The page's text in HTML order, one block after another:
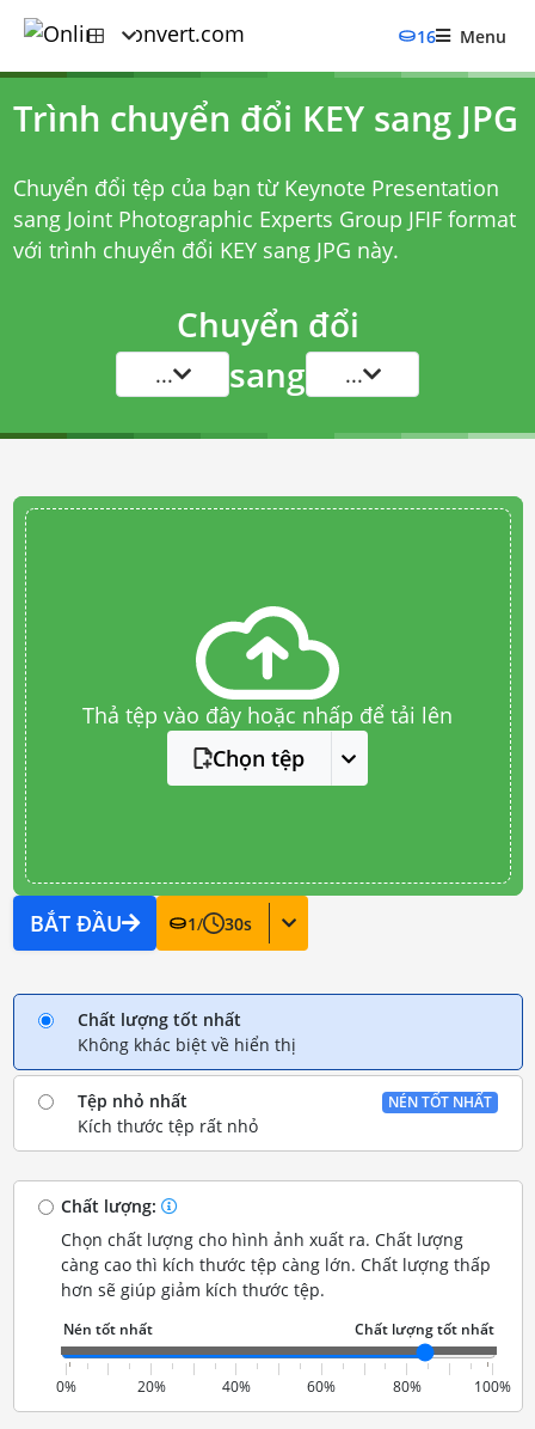
16 Menu
Trình chuyển đổi KEY sang JPG
Chuyển đổi tệp của bạn từ Keynote Presentation
sang Joint Photographic Experts Group JFIF format
với trình chuyển đổi KEY sang JPG này.
Chuyển đổi
... sang ...
Thả tệp vào đây hoặc nhấp để tải lên
Chọn tệp
BẮT ĐẦU 1/ 30s
Chất lượng tốt nhất
Không khác biệt về hiển thị
Tệp nhỏ nhất
Kích thước tệp rất nhỏ
NÉN TỐT NHẤT
Chất lượng:
Chọn chất lượng cho hình ảnh xuất ra. Chất lượng
càng cao thì kích thước tệp càng lớn. Chất lượng thấp
hơn sẽ giúp giảm kích thước tệp.
0% 20% 40% 60% 80% 100%